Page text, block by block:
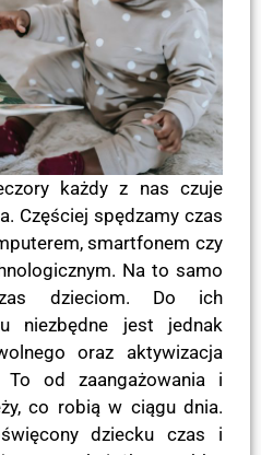
każdy z nas czuje
Częściej spędzamy czas
smartfonem czy
Na to samo
dzieciom. Do ich
niezbędne jest jednak
oraz aktywizacja
To od zaangażowania i
co robią w ciągu dnia.
dziecku czas i